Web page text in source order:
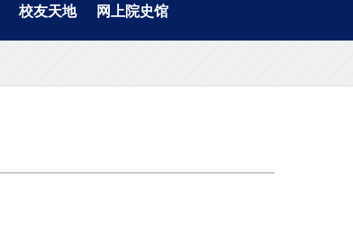
校友天地 网上院史馆